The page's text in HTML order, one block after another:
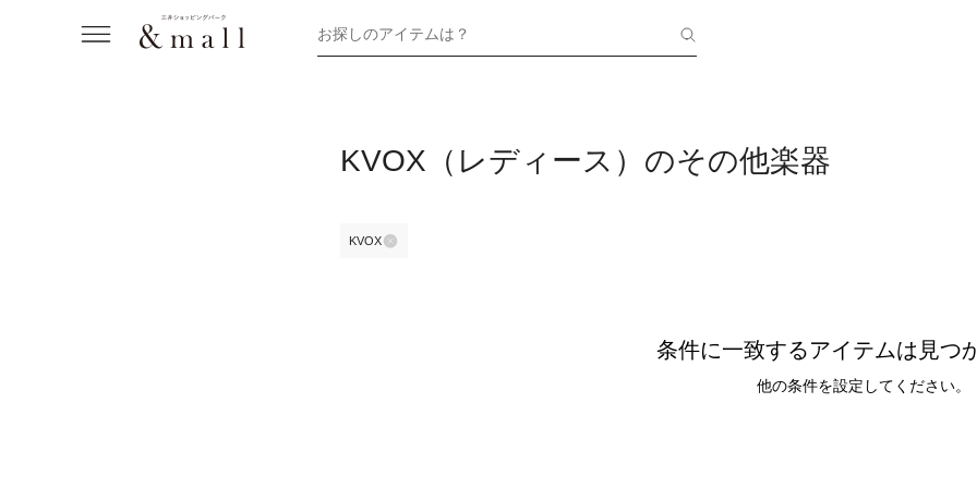
お探しのアイテムは？
KVOX（レディース）のその他楽器
KVOX
条件に一致するアイテムは見つ
他の条件を設定してください。